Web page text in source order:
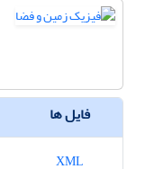
فایل ها